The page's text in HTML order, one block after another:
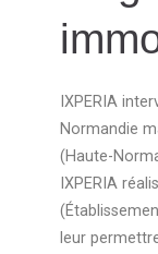
IXPERIA
Normandie
(Haute-
IXPERIA
leur